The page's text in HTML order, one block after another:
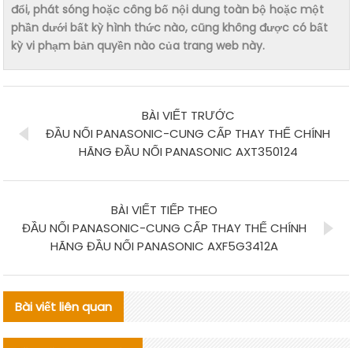
đổi, phát sóng hoặc công bố nội dung toàn bộ hoặc một
phần dưới bất kỳ hình thức nào, cũng không được có bất
kỳ vi phạm bản quyền nào của trang web này.
BÀI VIẾT TRƯỚC
ĐẦU NỐI PANASONIC-CUNG CẤP THAY THẾ CHÍNH
HÃNG ĐẦU NỐI PANASONIC AXT350124
BÀI VIẾT TIẾP THEO
ĐẦU NỐI PANASONIC-CUNG CẤP THAY THẾ CHÍNH
HÃNG ĐẦU NỐI PANASONIC AXF5G3412A
Bài viết liên quan